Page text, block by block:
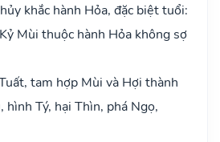
khắc hành Hỏa, đặc biệt tuổi:
Mùi thuộc hành Hỏa không sợ
tam hợp Mùi và Hợi thành
hình Tý, hại Thìn, phá Ngọ,